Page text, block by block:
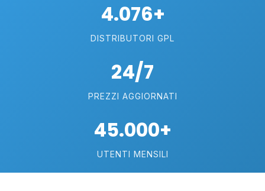
4.076+
DISTRIBUTORI GPL
24/7
PREZZI AGGIORNATI
45.000+
UTENTI MENSILI